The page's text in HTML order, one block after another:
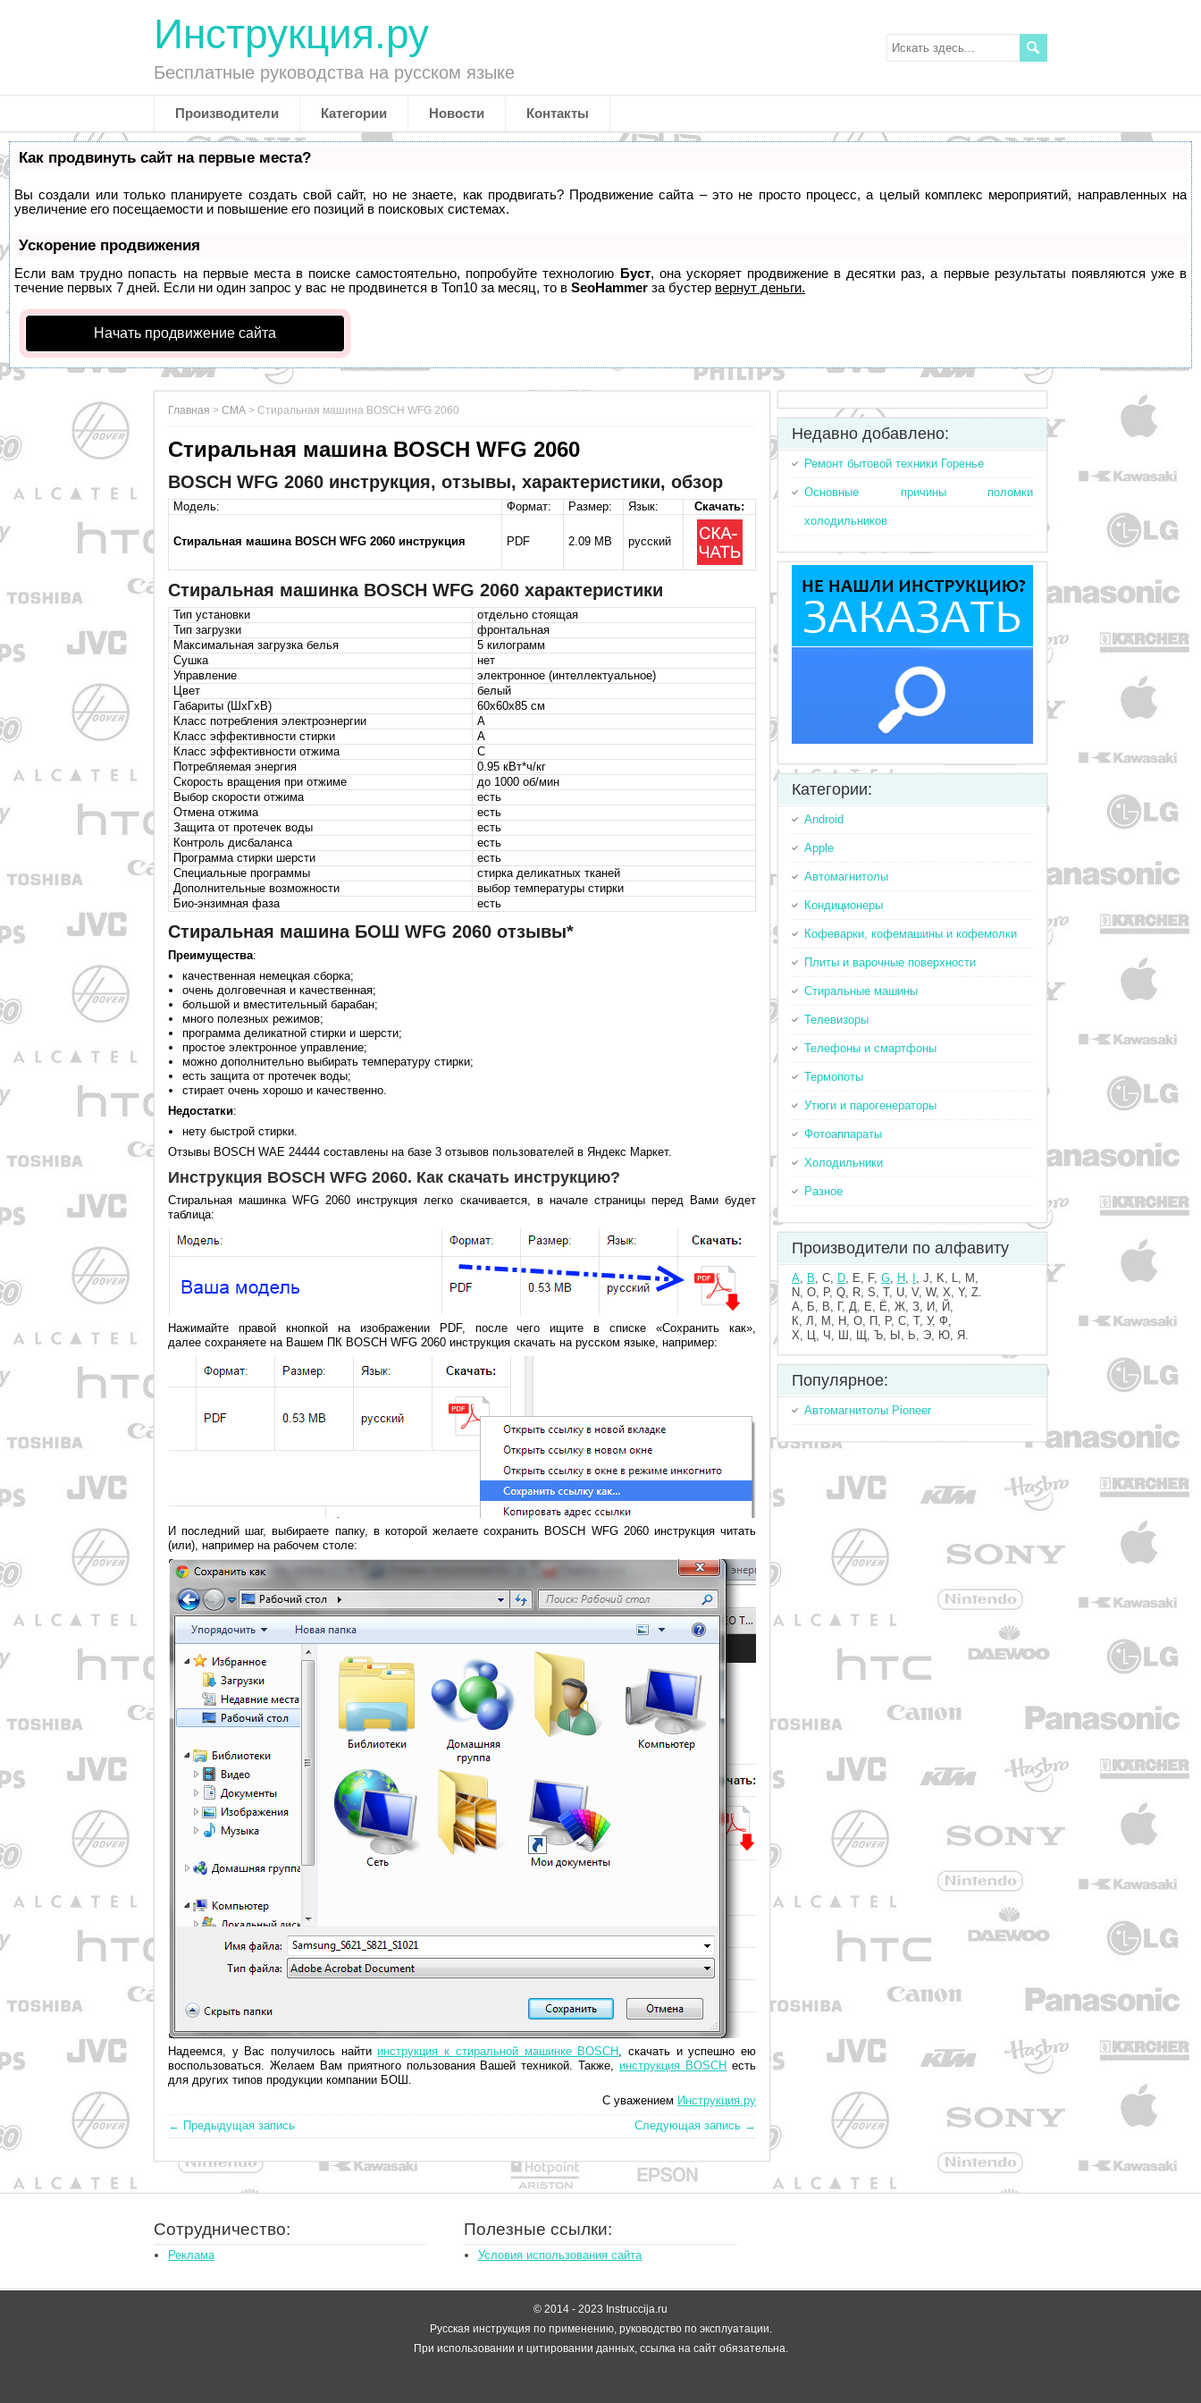
Инструкция.ру
Бесплатные руководства на русском языке
Производители Категории Новости Контакты
Как продвинуть сайт на первые места?
Вы создали или только планируете создать свой сайт, но не знаете, как продвигать? Продвижение сайта – это не просто процесс, а целый комплекс мероприятий, направленных на
увеличение его посещаемости и повышение его позиций в поисковых системах.
Ускорение продвижения
Если вам трудно попасть на первые места в поиске самостоятельно, попробуйте технологию Буст, она ускоряет продвижение в десятки раз, а первые результаты появляются уже в
течение первых 7 дней. Если ни один запрос у вас не продвинется в Топ10 за месяц, то в SeoHammer за бустер вернут деньги.
Начать продвижение сайта
Главная > СМА > Стиральная машина BOSCH WFG 2060
Стиральная машина BOSCH WFG 2060
BOSCH WFG 2060 инструкция, отзывы, характеристики, обзор
Модель: Формат: Размер: Язык: Скачать:
Стиральная машина BOSCH WFG 2060 инструкция PDF 2.09 MB русский
Стиральная машинка BOSCH WFG 2060 характеристики
Тип установки
отдельно стоящая
Тип загрузки
фронтальная
Максимальная загрузка белья
5 килограмм
Сушка
нет
Управление
электронное (интеллектуальное)
Цвет
белый
Габариты (ШxГxВ)
60x60x85 см
Класс потребления электроэнергии
A
Класс эффективности стирки
A
Класс эффективности отжима
C
Потребляемая энергия
0.95 кВт*ч/кг
Скорость вращения при отжиме
до 1000 об/мин
Выбор скорости отжима
есть
Отмена отжима
есть
Защита от протечек воды
есть
Контроль дисбаланса
есть
Программа стирки шерсти
есть
Специальные программы
стирка деликатных тканей
Дополнительные возможности
выбор температуры стирки
Био-энзимная фаза
есть
Стиральная машина БОШ WFG 2060 отзывы*
Преимущества:
качественная немецкая сборка;
очень долговечная и качественная;
большой и вместительный барабан;
много полезных режимов;
программа деликатной стирки и шерсти;
простое электронное управление;
можно дополнительно выбирать температуру стирки;
есть защита от протечек воды;
стирает очень хорошо и качественно.
Недостатки:
нету быстрой стирки.
Отзывы BOSCH WAE 24444 составлены на базе 3 отзывов пользователей в Яндекс Маркет.
Инструкция BOSCH WFG 2060. Как скачать инструкцию?
Стиральная машинка WFG 2060 инструкция легко скачивается, в начале страницы перед Вами будет
таблица:
Нажимайте правой кнопкой на изображении PDF, после чего ищите в списке «Сохранить как»,
далее сохраняете на Вашем ПК BOSCH WFG 2060 инструкция скачать на русском языке, например:
И последний шаг, выбираете папку, в которой желаете сохранить BOSCH WFG 2060 инструкция читать
(или), например на рабочем столе:
Надеемся, у Вас получилось найти инструкция к стиральной машинке BOSCH, скачать и успешно ею
воспользоваться. Желаем Вам приятного пользования Вашей техникой. Также, инструкция BOSCH есть
для других типов продукции компании БОШ.
С уважением Инструкция.ру
← Предыдущая запись
Следующая запись →
Недавно добавлено:
Ремонт бытовой техники Горенье
Основные причины поломки
холодильников
Категории:
Android
Apple
Автомагнитолы
Кондиционеры
Кофеварки, кофемашины и кофемолки
Плиты и варочные поверхности
Стиральные машины
Телевизоры
Телефоны и смартфоны
Термопоты
Утюги и парогенераторы
Фотоаппараты
Холодильники
Разное
Производители по алфавиту
A, B, C, D, E, F, G, H,
, J, K, L, M,
N, O, P, Q, R, S, T, U, V, W, X, Y, Z.
А, Б, В, Г, Д, Е, Ё, Ж, З, И, Й,
К, Л, М, Н, О, П, Р, С, Т, У, Ф,
Х, Ц, Ч, Ш, Щ, Ъ, Ы, Ь, Э, Ю, Я.
Популярное:
Автомагнитолы Pioneer
Сотрудничество:
Реклама
Полезные ссылки:
Условия использования сайта
© 2014 - 2023 Instruccija.ru
Русская инструкция по применению, руководство по эксплуатации.
При использовании и цитировании данных, ссылка на сайт обязательна.